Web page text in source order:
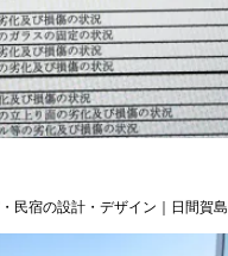
民宿の設計・デザイン｜日間賀島